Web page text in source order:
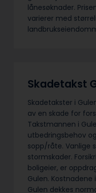
lånesøknader.
varierer med
Skadetakst
Skadetakster i
av en skade for
Takstmannen i
utbedringsbehov
sopp/råte. Vanlige
stormskader.
boligeier, er
Gulen.
Gulen dekkes